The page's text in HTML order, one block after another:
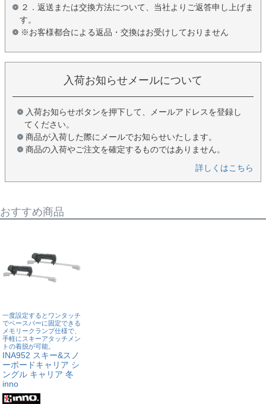
２．返送または交換方法について、当社よりご返答申し上げま
す。
※お客様都合による返品・交換はお受けしておりません
入荷お知らせメールについて
入荷お知らせボタンを押下して、メールアドレスを登録し
てください。
商品が入荷した際にメールでお知らせいたします。
商品の入荷やご注文を確定するものではありません。
詳しくはこちら
おすすめ商品
一度設定するとワンタッチ
でベースバーに固定できる
メモリークランプ仕様で、
手軽にスキーアタッチメン
トの着脱が可能。
INA952 スキー&スノ
ーボードキャリア シ
ングル キャリア 冬
inno